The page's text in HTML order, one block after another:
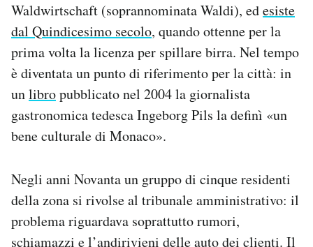
Waldwirtschaft (soprannominata Waldi), edesiste
dal Quindicesimo secolo, quando ottenne per la
prima volta la licenza per spillare birra. Nel tempo
è diventata un punto di riferimento per la città: in
unlibropubblicato nel 2004 la giornalista
gastronomica tedesca Ingeborg Pils la definì «un
bene culturale di Monaco».
Negli anni Novanta un gruppo di cinque residenti
della zona si rivolse al tribunale amministrativo: il
problema riguardava soprattutto rumori,
schiamazzi e l’andirivieni delle auto dei clienti. Il